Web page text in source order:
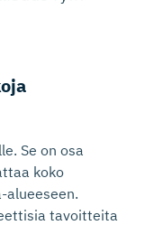
Se on osa
koko
alueeseen.
tavoitteita